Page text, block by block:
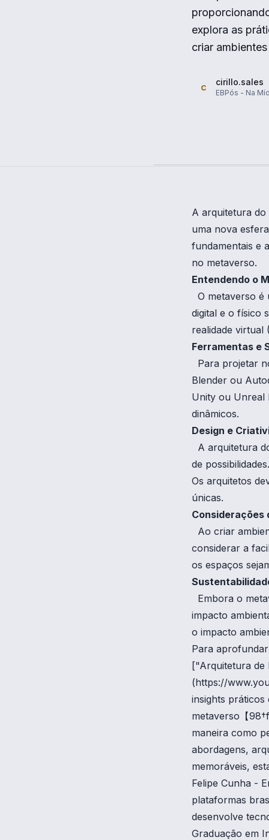
explora as
criar
c cirillo.sales
EBPós - Na
A arquitetura
uma nova
fundamentais e
no metaverso.
Entendendo o
O metaverso é
digital e o físico
realidade virtual
Ferramentas e
Para projetar
Blender ou
Unity ou Unreal
dinâmicos.
Design e
A arquitetura
de
Os arquitetos
únicas.
Considerações
Ao criar
considerar a
os espaços
Embora o
impacto
o impacto
Para
["Arquitetura de
(https://
insights
metaverso【
maneira como
abordagens,
memoráveis,
Felipe Cunha -
plataformas
desenvolve
Graduação em